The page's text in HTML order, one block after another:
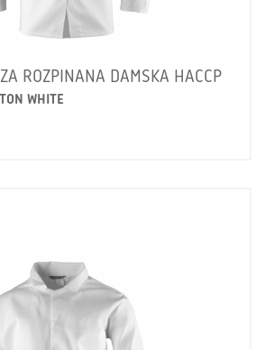
ROZPINANA DAMSKA HACCP
WHITE